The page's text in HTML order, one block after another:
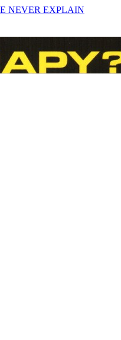
NEVER EXPLAIN